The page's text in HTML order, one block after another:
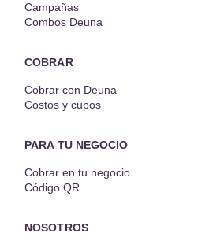
Campañas
Combos Deuna
COBRAR
Cobrar con Deuna
Costos y cupos
PARA TU NEGOCIO
Cobrar en tu negocio
Código QR
NOSOTROS